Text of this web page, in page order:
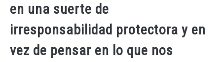
en una suerte de
irresponsabilidad protectora y en
vez de pensar en lo que nos